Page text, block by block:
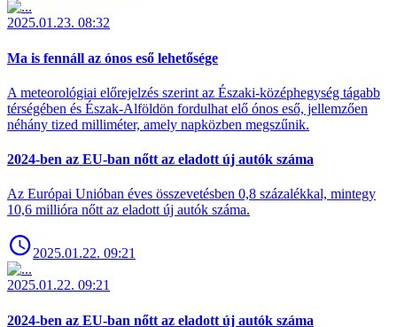
2025.01.23. 08:32
Ma is fennáll az ónos eső lehetősége
A meteorológiai előrejelzés szerint az Északi-középhegység tágabb
térségében és Észak-Alföldön fordulhat elő ónos eső, jellemzően
néhány tized milliméter, amely napközben megszűnik.
2024-ben az EU-ban nőtt az eladott új autók száma
Az Európai Unióban éves összevetésben 0,8 százalékkal, mintegy
10,6 millióra nőtt az eladott új autók száma.
2025.01.22. 09:21
2025.01.22. 09:21
2024-ben az EU-ban nőtt az eladott új autók száma